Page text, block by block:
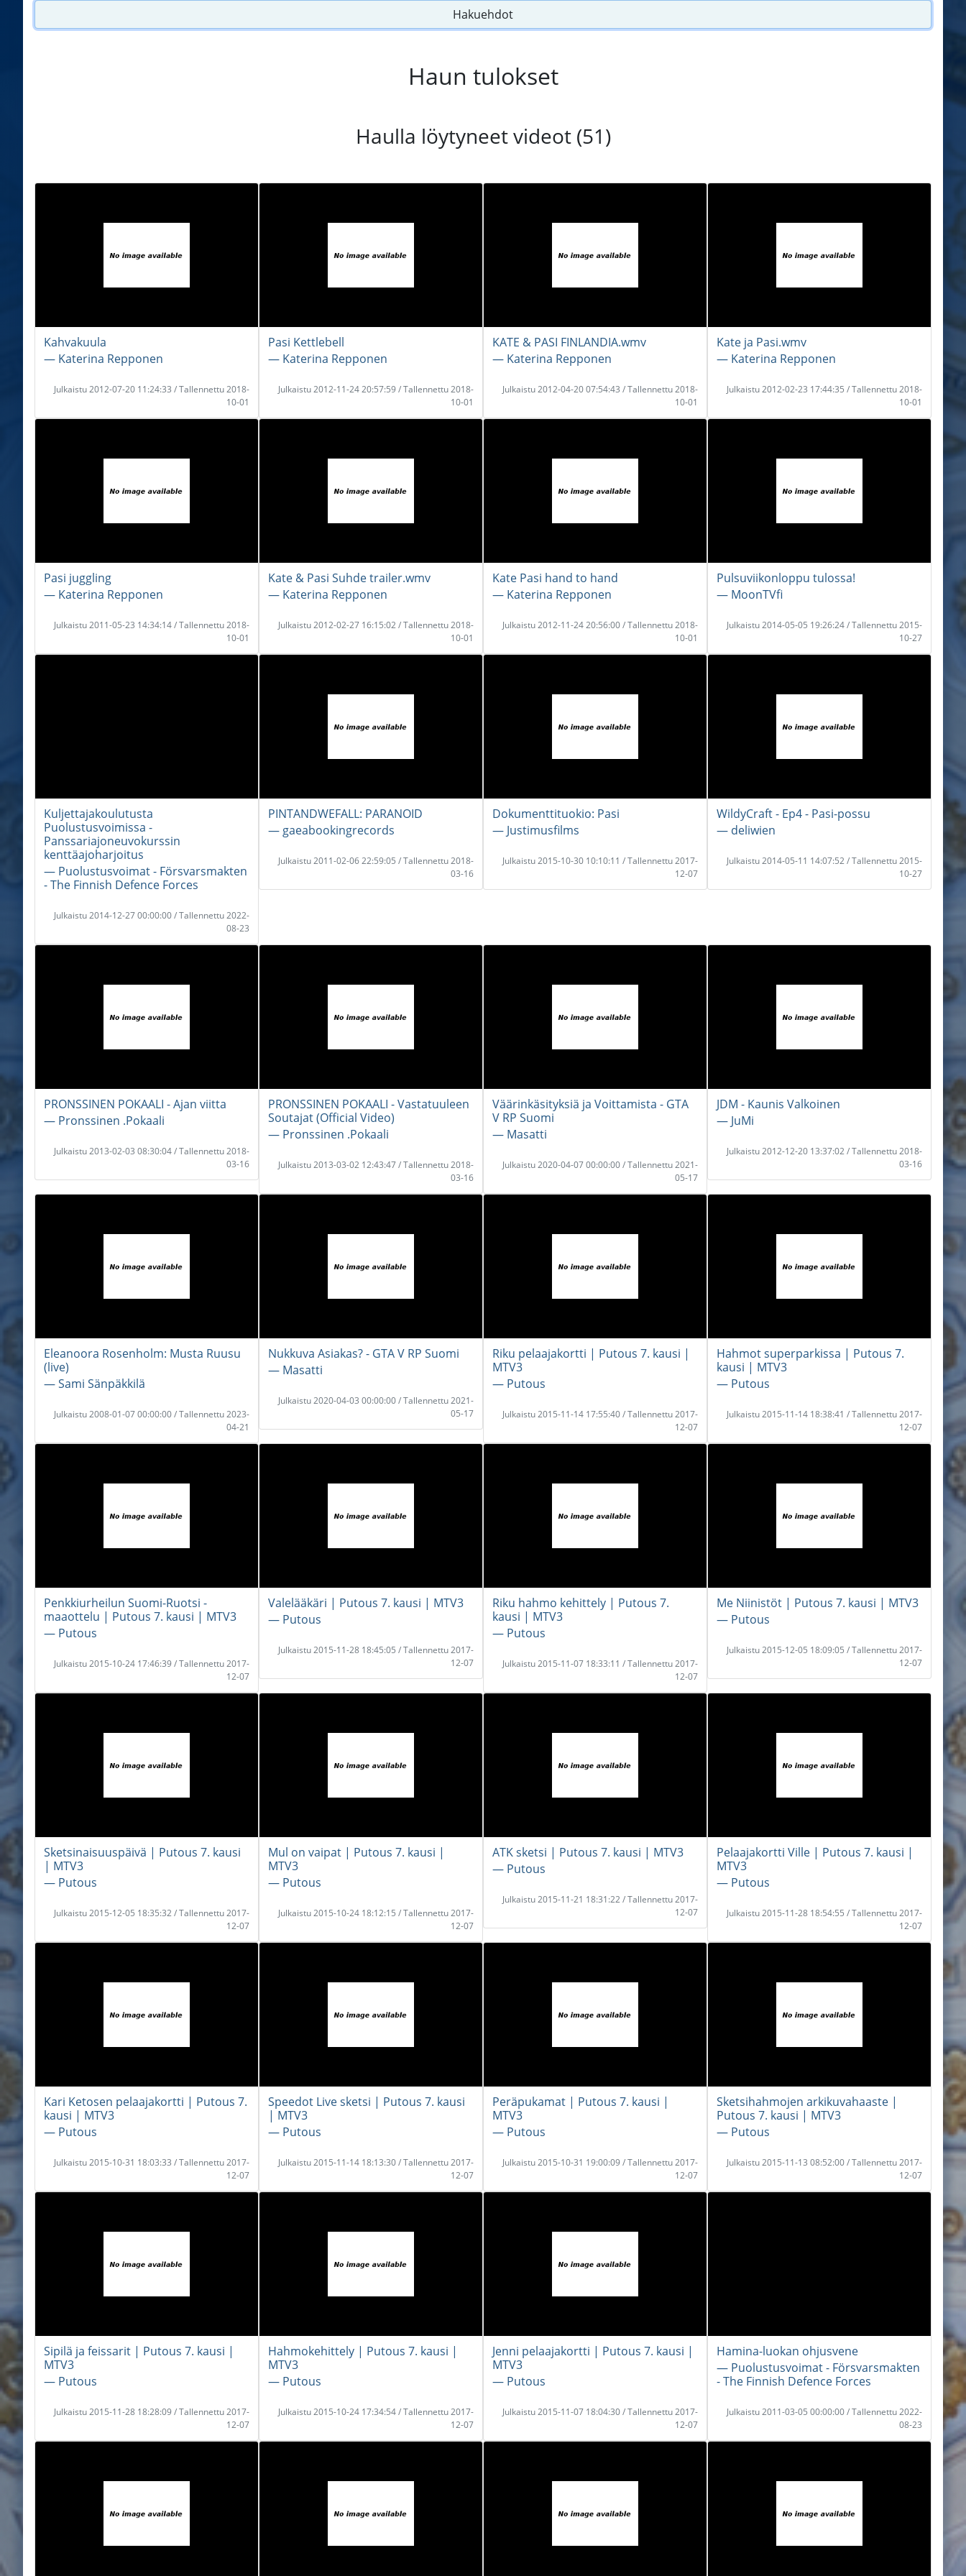
Hakuehdot
Haun tulokset
Haulla löytyneet videot (51)
Kahvakuula
― Katerina Repponen
Julkaistu 2012-07-20 11:24:33 / Tallennettu 2018-
10-01
Pasi Kettlebell
― Katerina Repponen
Julkaistu 2012-11-24 20:57:59 / Tallennettu 2018-
10-01
KATE & PASI FINLANDIA.wmv
― Katerina Repponen
Julkaistu 2012-04-20 07:54:43 / Tallennettu 2018-
10-01
Kate ja Pasi.wmv
― Katerina Repponen
Julkaistu 2012-02-23 17:44:35 / Tallennettu 2018-
10-01
Pasi juggling
― Katerina Repponen
Julkaistu 2011-05-23 14:34:14 / Tallennettu 2018-
10-01
Kate & Pasi Suhde trailer.wmv
― Katerina Repponen
Julkaistu 2012-02-27 16:15:02 / Tallennettu 2018-
10-01
Kate Pasi hand to hand
― Katerina Repponen
Julkaistu 2012-11-24 20:56:00 / Tallennettu 2018-
10-01
Pulsuviikonloppu tulossa!
― MoonTVfi
Julkaistu 2014-05-05 19:26:24 / Tallennettu 2015-
10-27
Kuljettajakoulutusta
Puolustusvoimissa -
Panssariajoneuvokurssin
kenttäajoharjoitus
― Puolustusvoimat - Försvarsmakten
- The Finnish Defence Forces
Julkaistu 2014-12-27 00:00:00 / Tallennettu 2022-
08-23
PINTANDWEFALL: PARANOID
― gaeabookingrecords
Julkaistu 2011-02-06 22:59:05 / Tallennettu 2018-
03-16
Dokumenttituokio: Pasi
― Justimusfilms
Julkaistu 2015-10-30 10:10:11 / Tallennettu 2017-
12-07
WildyCraft - Ep4 - Pasi-possu
― deliwien
Julkaistu 2014-05-11 14:07:52 / Tallennettu 2015-
10-27
PRONSSINEN POKAALI - Ajan viitta
― Pronssinen .Pokaali
Julkaistu 2013-02-03 08:30:04 / Tallennettu 2018-
03-16
PRONSSINEN POKAALI - Vastatuuleen
Soutajat (Official Video)
― Pronssinen .Pokaali
Julkaistu 2013-03-02 12:43:47 / Tallennettu 2018-
03-16
Väärinkäsityksiä ja Voittamista - GTA
V RP Suomi
― Masatti
Julkaistu 2020-04-07 00:00:00 / Tallennettu 2021-
05-17
JDM - Kaunis Valkoinen
― JuMi
Julkaistu 2012-12-20 13:37:02 / Tallennettu 2018-
03-16
Eleanoora Rosenholm: Musta Ruusu
(live)
― Sami Sänpäkkilä
Julkaistu 2008-01-07 00:00:00 / Tallennettu 2023-
04-21
Nukkuva Asiakas? - GTA V RP Suomi
― Masatti
Julkaistu 2020-04-03 00:00:00 / Tallennettu 2021-
05-17
Riku pelaajakortti | Putous 7. kausi |
MTV3
― Putous
Julkaistu 2015-11-14 17:55:40 / Tallennettu 2017-
12-07
Hahmot superparkissa | Putous 7.
kausi | MTV3
― Putous
Julkaistu 2015-11-14 18:38:41 / Tallennettu 2017-
12-07
Penkkiurheilun Suomi-Ruotsi -
maaottelu | Putous 7. kausi | MTV3
― Putous
Julkaistu 2015-10-24 17:46:39 / Tallennettu 2017-
12-07
Valelääkäri | Putous 7. kausi | MTV3
― Putous
Julkaistu 2015-11-28 18:45:05 / Tallennettu 2017-
12-07
Riku hahmo kehittely | Putous 7.
kausi | MTV3
― Putous
Julkaistu 2015-11-07 18:33:11 / Tallennettu 2017-
12-07
Me Niinistöt | Putous 7. kausi | MTV3
― Putous
Julkaistu 2015-12-05 18:09:05 / Tallennettu 2017-
12-07
Sketsinaisuuspäivä | Putous 7. kausi
| MTV3
― Putous
Julkaistu 2015-12-05 18:35:32 / Tallennettu 2017-
12-07
Mul on vaipat | Putous 7. kausi |
MTV3
― Putous
Julkaistu 2015-10-24 18:12:15 / Tallennettu 2017-
12-07
ATK sketsi | Putous 7. kausi | MTV3
― Putous
Julkaistu 2015-11-21 18:31:22 / Tallennettu 2017-
12-07
Pelaajakortti Ville | Putous 7. kausi |
MTV3
― Putous
Julkaistu 2015-11-28 18:54:55 / Tallennettu 2017-
12-07
Kari Ketosen pelaajakortti | Putous 7.
kausi | MTV3
― Putous
Julkaistu 2015-10-31 18:03:33 / Tallennettu 2017-
12-07
Speedot Live sketsi | Putous 7. kausi
| MTV3
― Putous
Julkaistu 2015-11-14 18:13:30 / Tallennettu 2017-
12-07
Peräpukamat | Putous 7. kausi |
MTV3
― Putous
Julkaistu 2015-10-31 19:00:09 / Tallennettu 2017-
12-07
Sketsihahmojen arkikuvahaaste |
Putous 7. kausi | MTV3
― Putous
Julkaistu 2015-11-13 08:52:00 / Tallennettu 2017-
12-07
Sipilä ja feissarit | Putous 7. kausi |
MTV3
― Putous
Julkaistu 2015-11-28 18:28:09 / Tallennettu 2017-
12-07
Hahmokehittely | Putous 7. kausi |
MTV3
― Putous
Julkaistu 2015-10-24 17:34:54 / Tallennettu 2017-
12-07
Jenni pelaajakortti | Putous 7. kausi |
MTV3
― Putous
Julkaistu 2015-11-07 18:04:30 / Tallennettu 2017-
12-07
Hamina-luokan ohjusvene
― Puolustusvoimat - Försvarsmakten
- The Finnish Defence Forces
Julkaistu 2011-03-05 00:00:00 / Tallennettu 2022-
08-23